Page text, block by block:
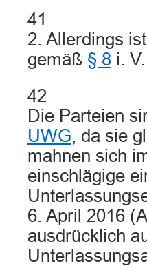
41
2. Allerdings
gemäß § 8 i.
42
Die Parteien
UWG, da sie
mahnen sich
einschlägige
6. April 2016
ausdrücklich